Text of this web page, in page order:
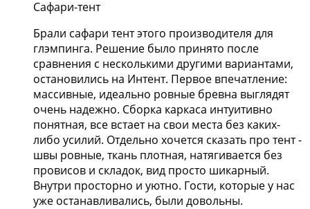
Сафари-тент
Брали сафари тент этого производителя для
глэмпинга. Решение было принято после
сравнения с несколькими другими вариантами,
остановились на Интент. Первое впечатление:
массивные, идеально ровные бревна выглядят
очень надежно. Сборка каркаса интуитивно
понятная, все встает на свои места без каких-
либо усилий. Отдельно хочется сказать про тент -
швы ровные, ткань плотная, натягивается без
провисов и складок, вид просто шикарный.
Внутри просторно и уютно. Гости, которые у нас
уже останавливались, были довольны.